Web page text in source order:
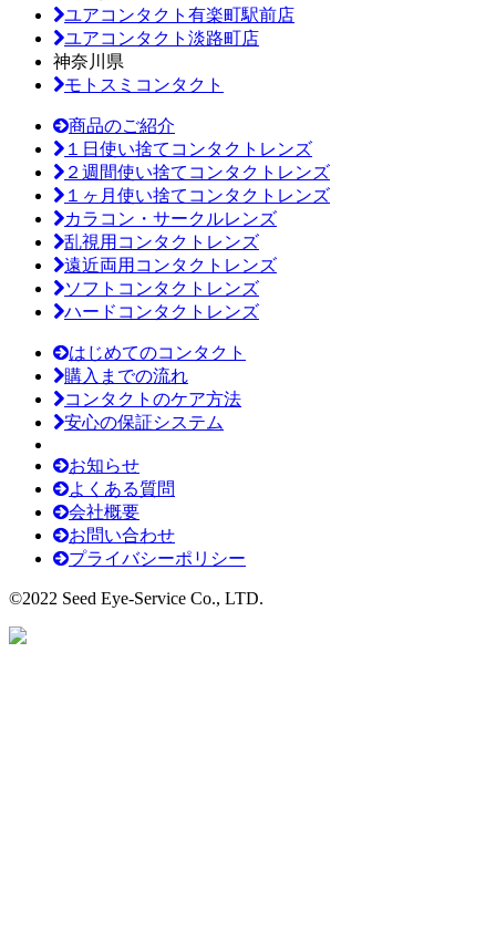
ユアコンタクト有楽町駅前店
ユアコンタクト淡路町店
神奈川県
モトスミコンタクト
商品のご紹介
１日使い捨てコンタクトレンズ
２週間使い捨てコンタクトレンズ
１ヶ月使い捨てコンタクトレンズ
カラコン・サークルレンズ
乱視用コンタクトレンズ
遠近両用コンタクトレンズ
ソフトコンタクトレンズ
ハードコンタクトレンズ
はじめてのコンタクト
購入までの流れ
コンタクトのケア方法
安心の保証システム
お知らせ
よくある質問
会社概要
お問い合わせ
プライバシーポリシー
©2022 Seed Eye-Service Co., LTD.